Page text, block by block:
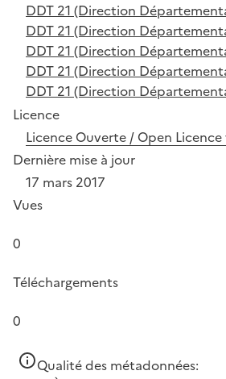
DDT 21 (Direction
DDT 21 (Direction
DDT 21 (Direction
DDT 21 (Direction
DDT 21 (Direction
Licence
Licence Ouverte / Open Licence
Dernière mise à jour
17 mars 2017
Vues
0
Téléchargements
0
Qualité des métadonnées: